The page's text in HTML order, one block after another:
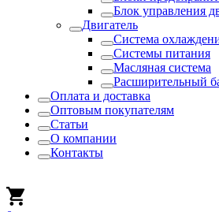
Блок управления
Двигатель
Система
Системы питания
Масляная система
Расширительный
Оплата и доставка
Оптовым покупателям
Статьи
О компании
Контакты